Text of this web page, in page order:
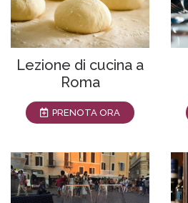
Lezione di cucina a
Roma
PRENOTA ORA